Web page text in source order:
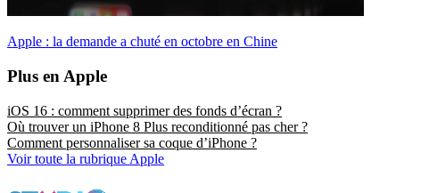
Apple : la demande a chuté en octobre en Chine
Plus en Apple
iOS 16 : comment supprimer des fonds d’écran ?
Où trouver un iPhone 8 Plus reconditionné pas cher ?
Comment personnaliser sa coque d’iPhone ?
Voir toute la rubrique Apple